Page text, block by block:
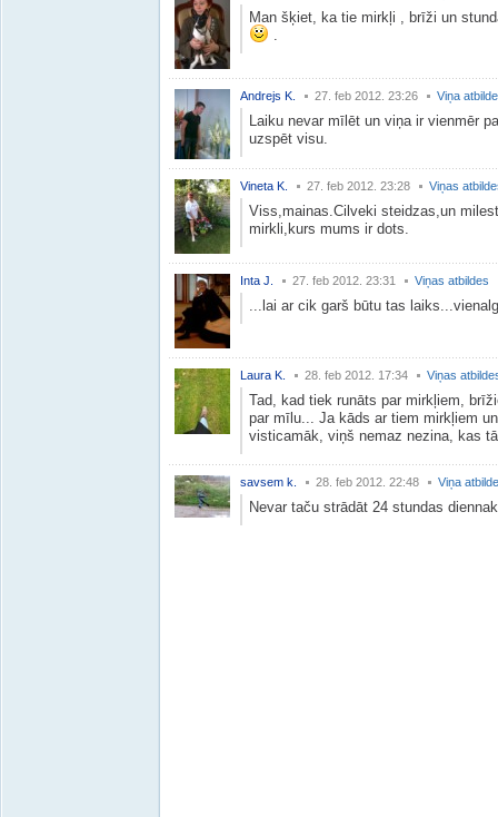
Man šķiet, ka tie mirkļi , brīži un
.
Andrejs K. 27. feb 2012. 23:26 Viņa
Laiku nevar mīlēt un viņa ir vienmēr
uzspēt visu.
Vineta K. 27. feb 2012. 23:28 Viņas
Viss,mainas.Cilveki steidzas,un
mirkli,kurs mums ir dots.
Inta J. 27. feb 2012. 23:31 Viņas atbildes
...lai ar cik garš būtu tas
Laura K. 28. feb 2012. 17:34 Viņas
Tad, kad tiek runāts par mirkļiem,
par mīlu... Ja kāds ar tiem mirkļiem
visticamāk, viņš nemaz nezina, kas
savsem k. 28. feb 2012. 22:48 Viņa
Nevar taču strādāt 24 stundas